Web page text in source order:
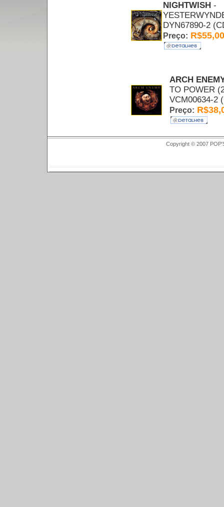
NIGHTWISH -
DYN67890-2
Preço: R$55,00
ARCH
TO POWER
VCM00634-2
Preço:
Copyright © 2007